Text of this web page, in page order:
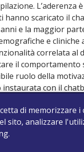
L’aderenza
hanno scaricato il
e la maggior
e cliniche
correlata al
il comportamento
ruolo della
instaurata con il
fatto suggerisce
di apprezzare
avviati dal
di
si è dimostrato un
di memorizzare i
sito, analizzare